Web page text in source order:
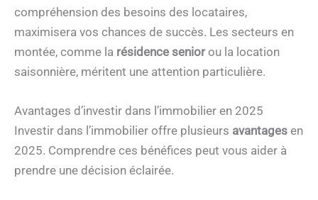
compréhension des besoins des locataires,
maximisera vos chances de succès. Les secteurs en
montée, comme la résidence seniorou la location
saisonnière, méritent une attention particulière.
Avantages d’investir dans l’immobilier en 2025
Investir dans l’immobilier offre plusieurs avantages en
2025. Comprendre ces bénéfices peut vous aider à
prendre une décision éclairée.